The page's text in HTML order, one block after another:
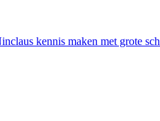
kennis maken met grote